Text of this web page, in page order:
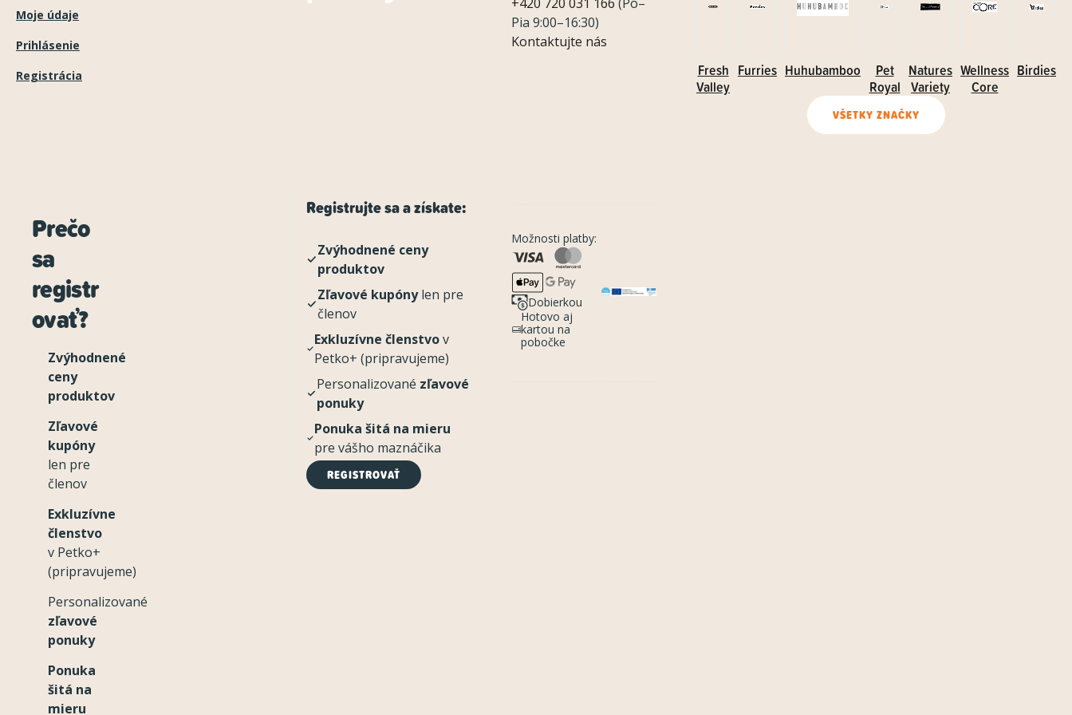
Moje údaje
Prihlásenie
Registrácia
Pia 9:00–16:30)
Kontaktujte nás
Fresh
Valley
Furries Huhubamboo
Pet
Royal
Natures
Variety
Wellness
Core
Birdies
VŠETKY ZNAČKY
Prečo
sa
registr
ovať?
Zvýhodnené
ceny
produktov
Zľavové
kupóny
len pre
členov
Exkluzívne
členstvo
v Petko+
(pripravujeme)
Personalizované
zľavové
ponuky
Ponuka
šitá na
mieru
Registrujte sa a získate:
Zvýhodnené ceny
produktov
Zľavové kupónylen pre
členov
Exkluzívne členstvov
Petko+ (pripravujeme)
Personalizované zľavové
ponuky
Ponuka šitá na mieru
pre vášho maznáčika
REGISTROVAŤ
Možnosti platby:
Dobierkou
Hotovo aj
kartou na
pobočke